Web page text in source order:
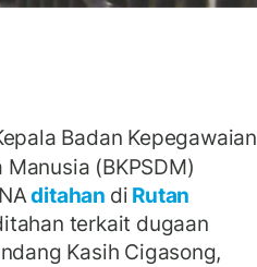
Badan Kepegawaian
(BKPSDM)
ditahan di Rutan
terkait dugaan
Kasih Cigasong,